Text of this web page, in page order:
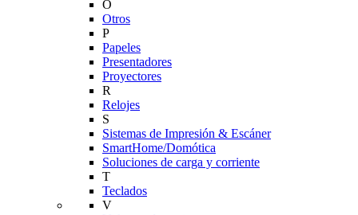
O
Otros
P
Papeles
Presentadores
Proyectores
R
Relojes
S
Sistemas de Impresión & Escáner
SmartHome/Domótica
Soluciones de carga y corriente
T
Teclados
V